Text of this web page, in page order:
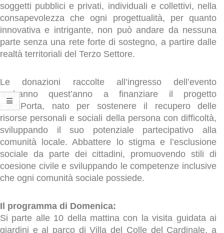
soggetti pubblici e privati, individuali e collettivi, nella
consapevolezza che ogni progettualità, per quanto
innovativa e intrigante, non può andare da nessuna
parte senza una rete forte di sostegno, a partire dalle
realtà territoriali del Terzo Settore.
Le donazioni raccolte all’ingresso dell’evento
andranno quest’anno a finanziare il progetto
FuoriPorta, nato per sostenere il recupero delle
risorse personali e sociali della persona con difficoltà,
sviluppando il suo potenziale partecipativo alla
comunità locale. Abbattere lo stigma e l’esclusione
sociale da parte dei cittadini, promuovendo stili di
coesione civile e sviluppando le competenze inclusive
che ogni comunità sociale possiede.
Il programma di Domenica:
Si parte alle 10 della mattina con la visita guidata ai
giardini e al parco di Villa del Colle del Cardinale, a